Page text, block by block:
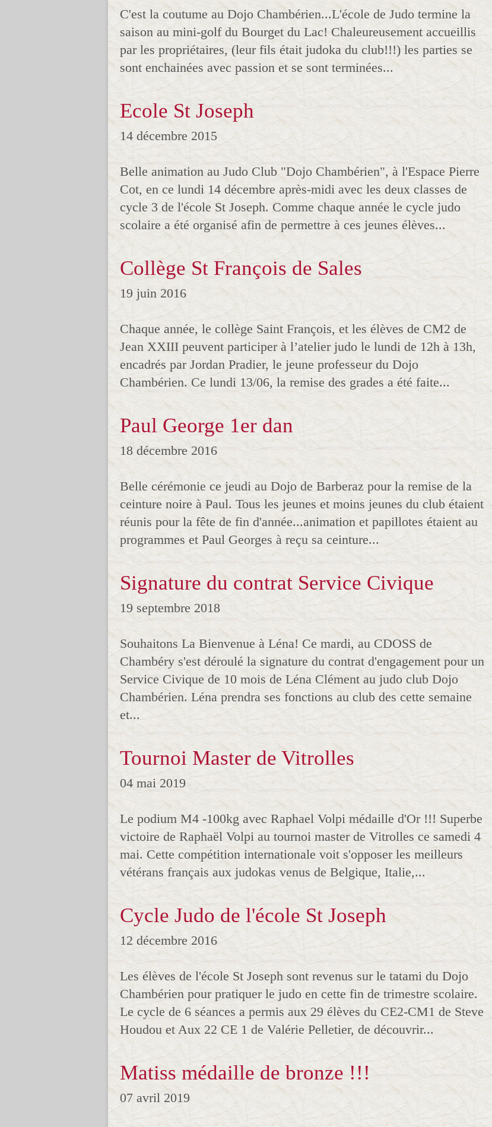
C'est la coutume au Dojo Chambérien...L'école de Judo termine la
saison au mini-golf du Bourget du Lac! Chaleureusement accueillis
par les propriétaires, (leur fils était judoka du club!!!) les parties se
sont enchainées avec passion et se sont terminées...
Ecole St Joseph
14 décembre 2015
Belle animation au Judo Club "Dojo Chambérien", à l'Espace Pierre
Cot, en ce lundi 14 décembre après-midi avec les deux classes de
cycle 3 de l'école St Joseph. Comme chaque année le cycle judo
scolaire a été organisé afin de permettre à ces jeunes élèves...
Collège St François de Sales
19 juin 2016
Chaque année, le collège Saint François, et les élèves de CM2 de
Jean XXIII peuvent participer à l’atelier judo le lundi de 12h à 13h,
encadrés par Jordan Pradier, le jeune professeur du Dojo
Chambérien. Ce lundi 13/06, la remise des grades a été faite...
Paul George 1er dan
18 décembre 2016
Belle cérémonie ce jeudi au Dojo de Barberaz pour la remise de la
ceinture noire à Paul. Tous les jeunes et moins jeunes du club étaient
réunis pour la fête de fin d'année...animation et papillotes étaient au
programmes et Paul Georges à reçu sa ceinture...
Signature du contrat Service Civique
19 septembre 2018
Souhaitons La Bienvenue à Léna! Ce mardi, au CDOSS de
Chambéry s'est déroulé la signature du contrat d'engagement pour un
Service Civique de 10 mois de Léna Clément au judo club Dojo
Chambérien. Léna prendra ses fonctions au club des cette semaine
et...
Tournoi Master de Vitrolles
04 mai 2019
Le podium M4 -100kg avec Raphael Volpi médaille d'Or !!! Superbe
victoire de Raphaël Volpi au tournoi master de Vitrolles ce samedi 4
mai. Cette compétition internationale voit s'opposer les meilleurs
vétérans français aux judokas venus de Belgique, Italie,...
Cycle Judo de l'école St Joseph
12 décembre 2016
Les élèves de l'école St Joseph sont revenus sur le tatami du Dojo
Chambérien pour pratiquer le judo en cette fin de trimestre scolaire.
Le cycle de 6 séances a permis aux 29 élèves du CE2-CM1 de Steve
Houdou et Aux 22 CE 1 de Valérie Pelletier, de découvrir...
Matiss médaille de bronze !!!
07 avril 2019